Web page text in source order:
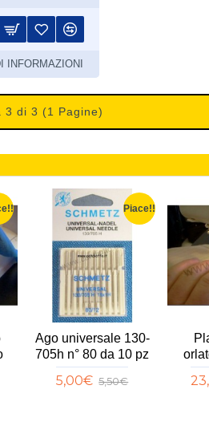
INFORMAZIONI
3 di 3 (1 Pagine)
Piace!!
Ago universale 130-
705h n° 80 da 10 pz
5,00€ 5,50€